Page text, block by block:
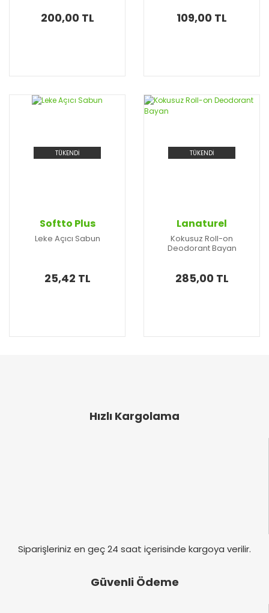
200,00 TL 109,00 TL
TÜKENDİ
Softto Plus
Leke Açıcı Sabun
25,42 TL
TÜKENDİ
Lanaturel
Kokusuz Roll-on
Deodorant Bayan
285,00 TL
Hızlı Kargolama
Siparişleriniz en geç 24 saat içerisinde kargoya verilir.
Güvenli Ödeme